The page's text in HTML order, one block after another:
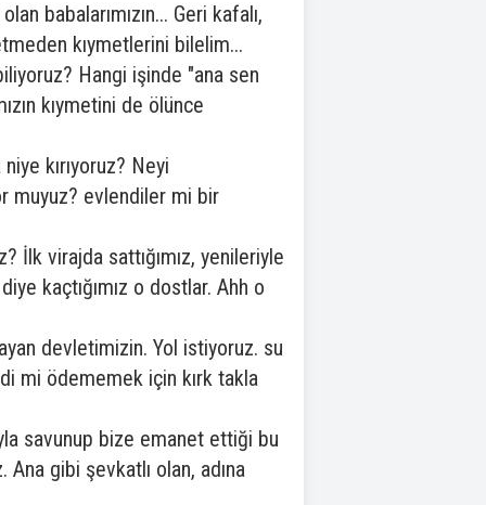
babalarımızın... Geri kafalı,
kıymetlerini bilelim...
Hangi işinde "ana sen
kıymetini de ölünce
kırıyoruz? Neyi
muyuz? evlendiler mi bir
İlk virajda sattığımız, yenileriyle
kaçtığımız o dostlar. Ahh o
devletimizin. Yol istiyoruz. su
mi ödememek için kırk takla
savunup bize emanet ettiği bu
gibi şevkatlı olan, adına